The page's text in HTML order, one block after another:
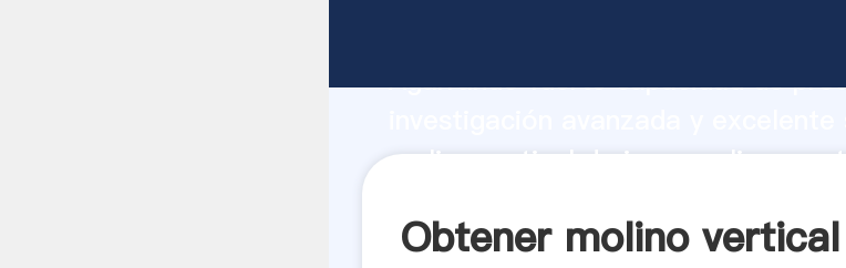
Agarrando fuerte capacidad de
molino vertical de iones apli
Obtener molino